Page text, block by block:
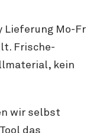
Lieferung Mo-Fr
Frische-
kein
wir selbst
das